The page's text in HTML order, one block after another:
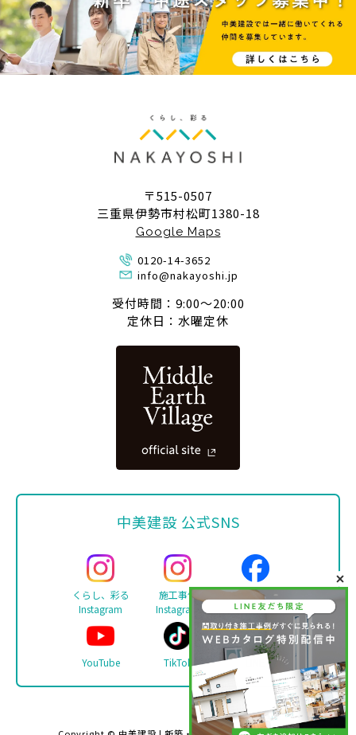
〒515-0507
三重県伊勢市村松町1380-18
Google Maps
0120-14-3652
info@nakayoshi.jp
受付時間：9:00〜20:00
定休日：水曜定休
中美建設 公式SNS
くらし、彩る
Instagram
施工事例
Instagram
Facebook
YouTube TikTok